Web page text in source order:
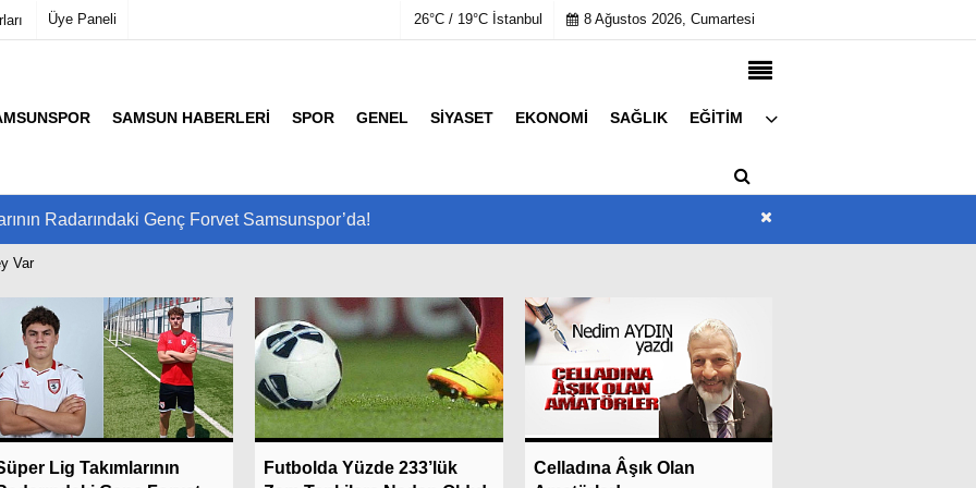
Üye Paneli 26°C / 19°C İstanbul 8 Ağustos 2026, Cumartesi
SAMSUN HABERLERI SPOR GENEL SIYASET EKONOMI SAĞLIK EĞITIM
Radarındaki Genç Forvet Samsunspor’da!
Var
Lig Takımlarının
Son Dakika
Futbolda Yüzde 233’lük
Son Dakika
Celladına Âşık Olan